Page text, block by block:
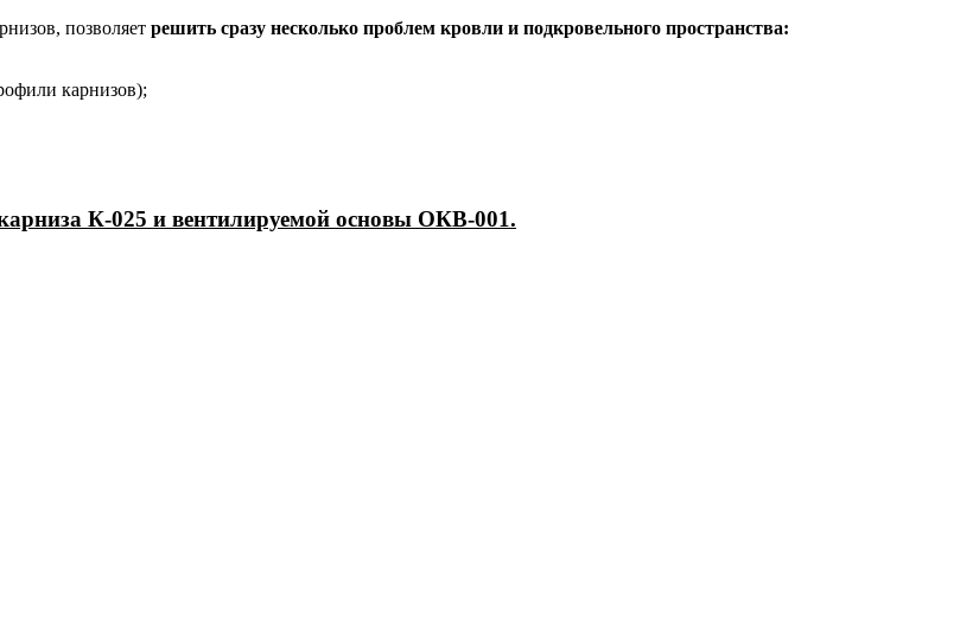
позволяет решить сразу несколько проблем кровли и подкровельного пространства:
карнизов);
К-025 и вентилируемой основы ОКВ-001.